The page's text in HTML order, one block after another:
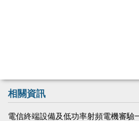
相關資訊
電信終端設備及低功率射頻電機審驗